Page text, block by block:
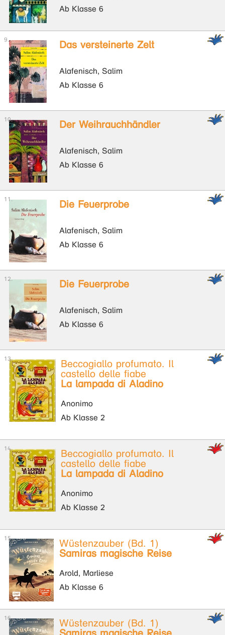
Ab Klasse 6
Das versteinerte Zelt
Alafenisch, Salim
Ab Klasse 6
Der Weihrauchhändler
Alafenisch, Salim
Ab Klasse 6
Die Feuerprobe
Alafenisch, Salim
Ab Klasse 6
Die Feuerprobe
Alafenisch, Salim
Ab Klasse 6
Beccogiallo profumato. Il
castello delle fiabe
La lampada di Aladino
Anonimo
Ab Klasse 2
Beccogiallo profumato. Il
castello delle fiabe
La lampada di Aladino
Anonimo
Ab Klasse 2
Wüstenzauber (Bd. 1)
Samiras magische Reise
Arold, Marliese
Ab Klasse 6
Wüstenzauber (Bd. 1)